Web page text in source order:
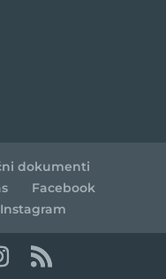
dokumenti
Facebook
Instagram